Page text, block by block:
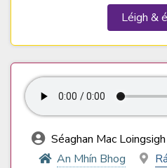
Léigh &
Séaghan Mac Loingsigh
An Mhín Bhog